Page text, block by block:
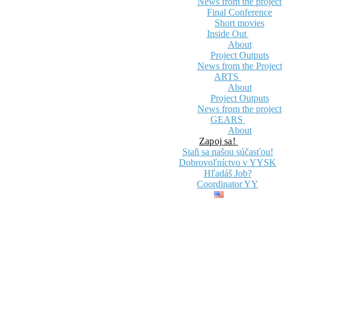
Final Conference
Short movies
Inside Out
About
Project Outputs
News from the Project
ARTS
About
Project Outputs
News from the project
GEARS
About
Zapoj sa!
Staň sa našou súčasťou!
Dobrovoľníctvo v YYSK
Hľadáš Job?
Coordinator YY